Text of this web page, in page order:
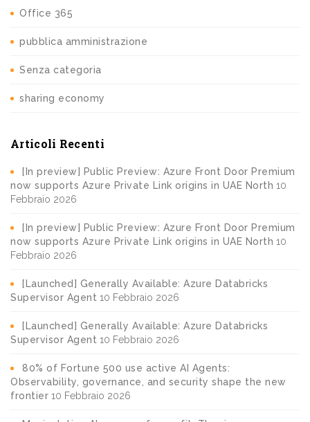
Office 365
pubblica amministrazione
Senza categoria
sharing economy
Articoli Recenti
[In preview] Public Preview: Azure Front Door Premium
now supports Azure Private Link origins in UAE North 10
Febbraio 2026
[In preview] Public Preview: Azure Front Door Premium
now supports Azure Private Link origins in UAE North 10
Febbraio 2026
[Launched] Generally Available: Azure Databricks
Supervisor Agent 10 Febbraio 2026
[Launched] Generally Available: Azure Databricks
Supervisor Agent 10 Febbraio 2026
80% of Fortune 500 use active AI Agents:
Observability, governance, and security shape the new
frontier 10 Febbraio 2026